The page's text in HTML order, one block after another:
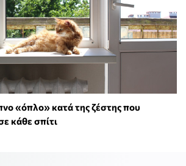
«όπλο» κατά της ζέστης που
κάθε σπίτι